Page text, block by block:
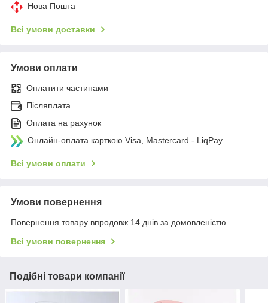
Нова Пошта
Всі умови доставки
Умови оплати
Оплатити частинами
Післяплата
Оплата на рахунок
Онлайн-оплата карткою Visa, Mastercard - LiqPay
Всі умови оплати
Умови повернення
Повернення товару впродовж 14 днів за домовленістю
Всі умови повернення
Подібні товари компанії